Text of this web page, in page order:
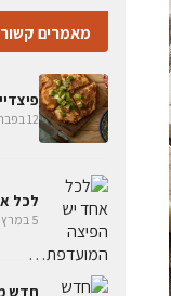
מאמרים
12 בפברואר 2018
לכל
5 במרץ 2014
חדש